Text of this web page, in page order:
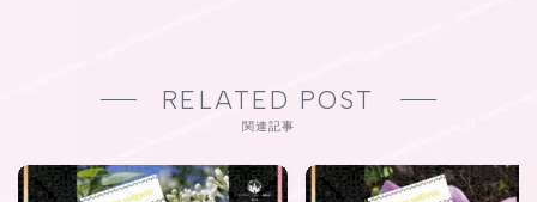
RELATED POST
関連記事